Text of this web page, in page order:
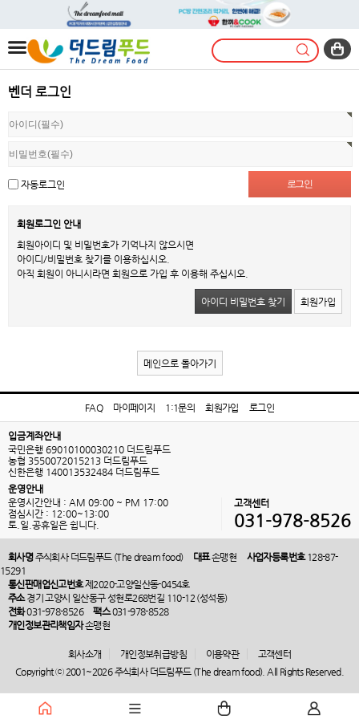
벤더 로그인
자동로그인
회원로그인 안내
회원아이디 및 비밀번호가 기억나지 않으시면
아이디/비밀번호 찾기를 이용하십시오.
아직 회원이 아니시라면 회원으로 가입 후 이용해 주십시오.
아이디 비밀번호 찾기 회원가입
메인으로 돌아가기
FAQ 마이페이지 1:1문의 회원가입 로그인
입금계좌안내
국민은행 69010100030210 더드림푸드
농협 3550072015213 더드림푸드
신한은행 140013532484 더드림푸드
운영안내
운영시간안내 : AM 09:00 ~ PM 17:00
점심시간 : 12:00~13:00
토.일.공휴일은 쉽니다.
고객센터
031-978-8526
회사명주식회사 더드림푸드 (The dream food) 대표손맹현 사업자등록번호128-87-
15291
통신판매업신고번호제2020-고양일산동-0454호
주소경기 고양시 일산동구 성현로268번길 110-12 (성석동)
전화031-978-8526 팩스031-978-8528
개인정보관리책임자손맹현
회사소개 개인정보취급방침 이용약관
고객센터
Copyright ⓒ 2001~2026 주식회사 더드림푸드 (The dream food). All Rights Reserved.